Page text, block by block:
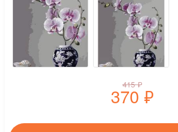
415₽
370 ₽